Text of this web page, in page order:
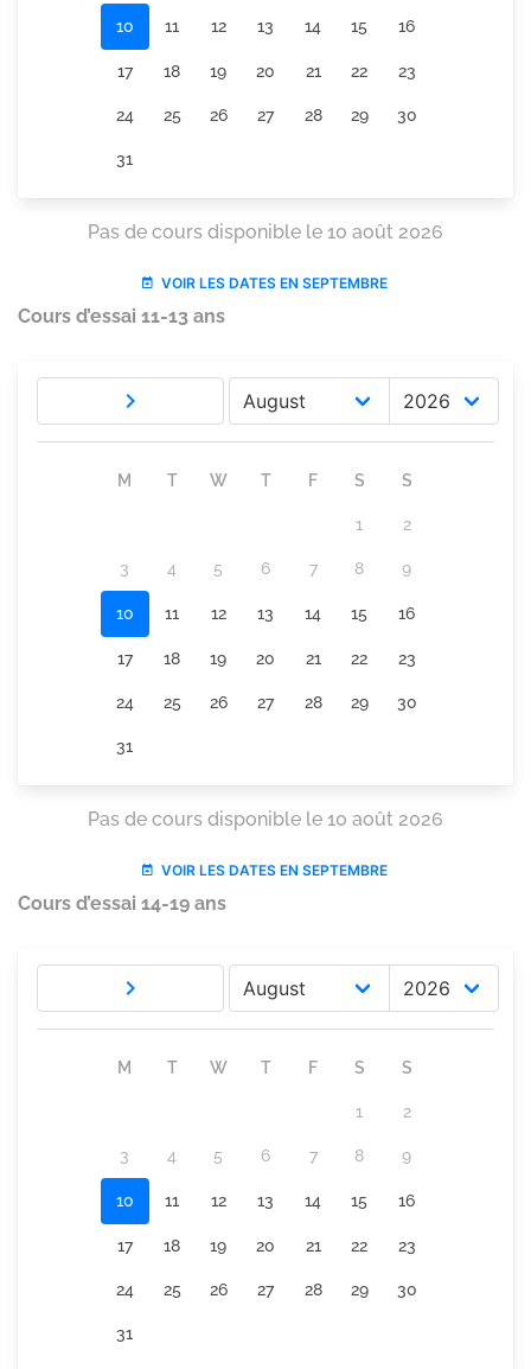
Cours d’essai 11-13 ans
Cours d’essai 14-19 ans